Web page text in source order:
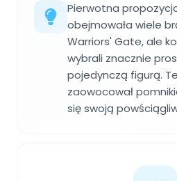
Pierwotna
obejmowała wiele
Warriors' Gate, ale
wybrali znacznie
pojedynczą figurą.
zaowocował
się swoją